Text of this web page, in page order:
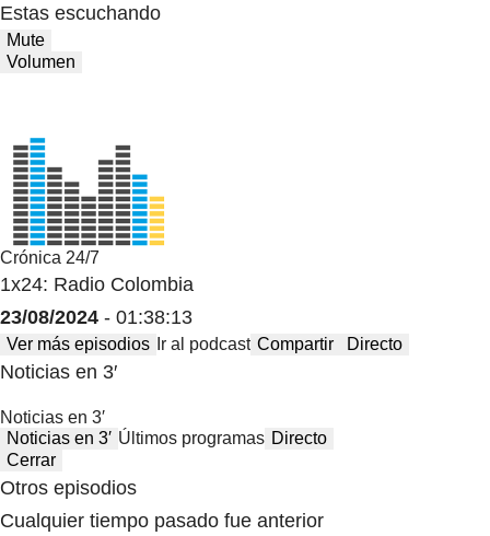
Estas escuchando
Mute
Volumen
Crónica 24/7
1x24: Radio Colombia
23/08/2024 - 01:38:13
Ver más episodios Ir al podcast Compartir Directo
Noticias en 3′
Noticias en 3′
Noticias en 3′ Últimos programas Directo
Cerrar
Otros episodios
Cualquier tiempo pasado fue anterior